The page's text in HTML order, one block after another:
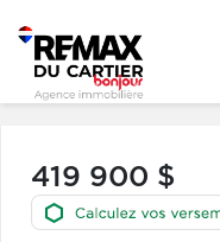
419 900 $